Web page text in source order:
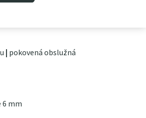
| pokovená obslužná
6 mm